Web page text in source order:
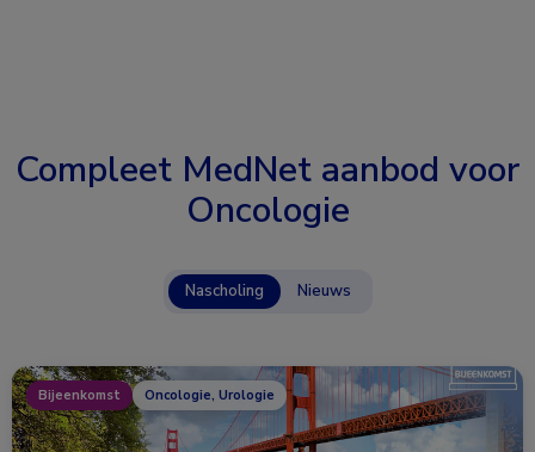
Compleet MedNet aanbod voor
Oncologie
Nascholing Nieuws
Bijeenkomst Oncologie, Urologie